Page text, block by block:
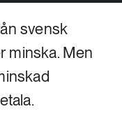
svensk
minska. Men